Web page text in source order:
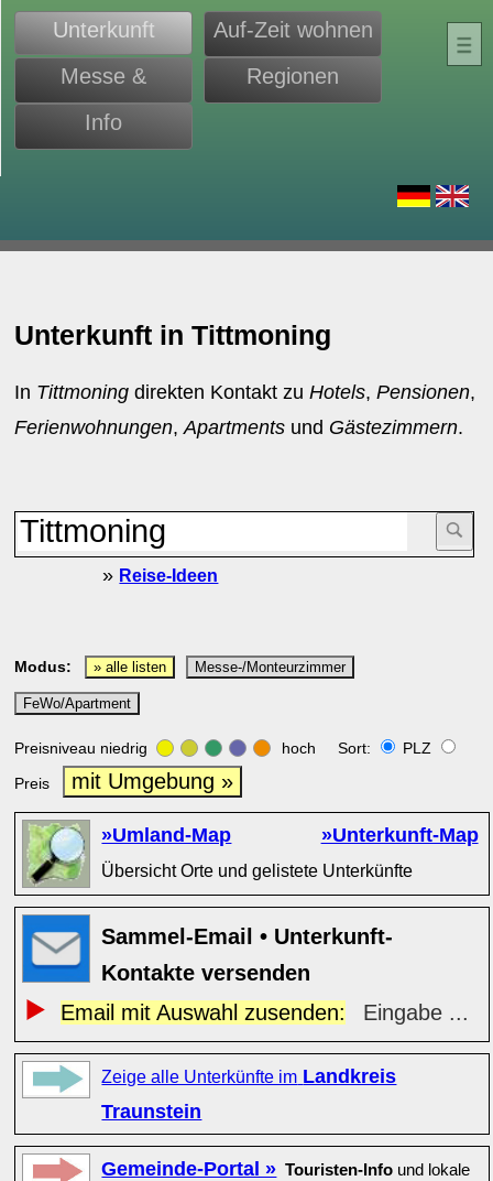
Unterkunft
Auf-Zeit wohnen
Messe &
Monteure
Regionen
Info
Unterkunft in Tittmoning
In Tittmoning direkten Kontakt zuHotels,Pensionen,
Ferienwohnungen,Apartments und Gästezimmern.
» Reise-Ideen
Modus: » alle listen Messe-/Monteurzimmer
FeWo/Apartment
Preisniveau niedrig hoch Sort:
PLZ
Preis
mit Umgebung »
»Umland-Map »Unterkunft-Map
Übersicht Orte und gelistete Unterkünfte
Sammel-Email • Unterkunft-
Kontakte versenden
Email mit Auswahl zusenden:
Eingabe ...
Zeige alle Unterkünfte im Landkreis
Traunstein
Gemeinde-Portal » Touristen-Info und lokale